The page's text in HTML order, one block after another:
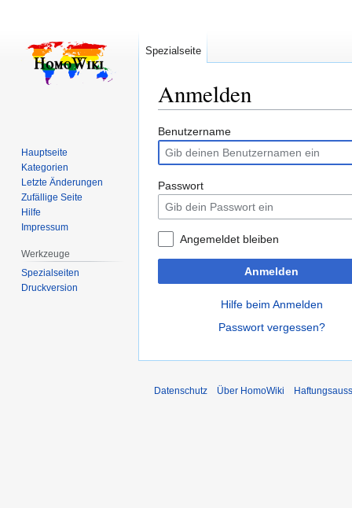
Anmelden
Zur
Navigation
springen
Zur
Suche
springen
Benutzername
Passwort
Angemeldet bleiben
Anmelden
Hilfe beim Anmelden
Passwort vergessen?
Spezialseite
Hauptseite
Kategorien
Letzte Änderungen
Zufällige Seite
Hilfe
Impressum
Werkzeuge
Spezialseiten
Druckversion
Datenschutz Über HomoWiki